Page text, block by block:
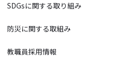
SDGsに関する取り組み
防災に関する取組み
教職員採用情報